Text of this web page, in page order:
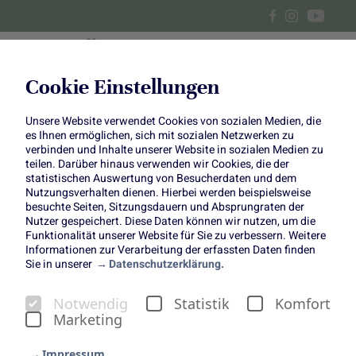
Cookie Einstellungen
Unsere Website verwendet Cookies von sozialen Medien, die
es Ihnen ermöglichen, sich mit sozialen Netzwerken zu
verbinden und Inhalte unserer Website in sozialen Medien zu
teilen. Darüber hinaus verwenden wir Cookies, die der
statistischen Auswertung von Besucherdaten und dem
Nutzungsverhalten dienen. Hierbei werden beispielsweise
besuchte Seiten, Sitzungsdauern und Absprungraten der
Nutzer gespeichert. Diese Daten können wir nutzen, um die
Funktionalität unserer Website für Sie zu verbessern. Weitere
Informationen zur Verarbeitung der erfassten Daten finden
Sie in unserer
Datenschutzerklärung.
Notwendig Statistik
Komfort
Marketing
Raclette Ideen
Obst & Gemüse sind ein Muss
In der Weihnachtszeit gibt es besonders viele Traditionen:
Weihnachtsbaum schmücken, die Krippe aufstellen und
Plätzchen backen. Und was gibt es dann besseres als
sich mit einem schönen Raclette Abend mit den Freunden